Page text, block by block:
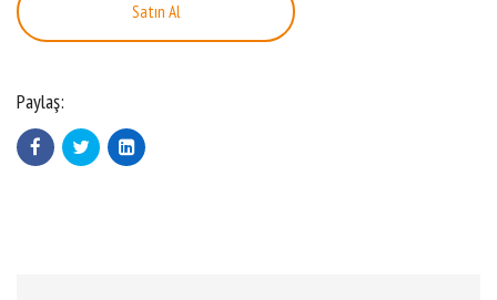
Satın Al
Paylaş: